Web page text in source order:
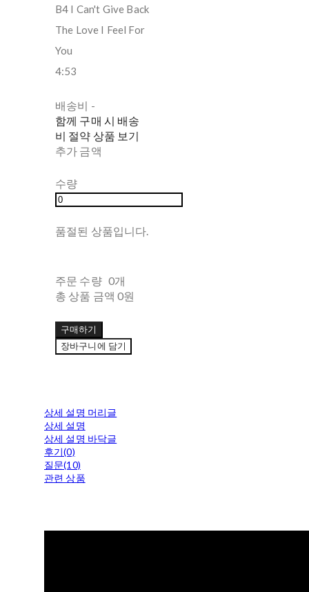
B4 I Can't Give Back
The Love I Feel For
You
4:53
배송비 -
함께 구매 시 배송
비 절약 상품 보기
추가 금액
수량
품절된 상품입니다.
주문 수량 0개
총 상품 금액 0원
구매하기
장바구니에 담기
상세 설명 머리글
상세 설명
상세 설명 바닥글
후기(0)
질문(10)
관련 상품